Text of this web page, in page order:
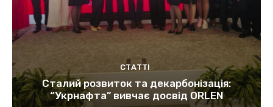
СТАТТІ
Сталий розвиток та декарбонізація:
“Укрнафта” вивчає досвід ORLEN